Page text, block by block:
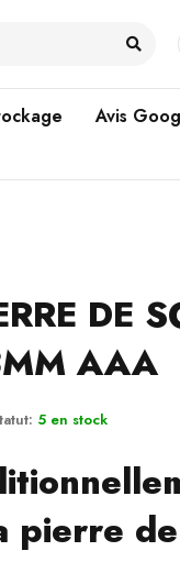
Avis
DE
AAA
5 en stock
pierre